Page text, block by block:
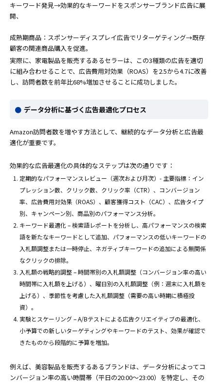
キーワード発見→効果的なキーワードをスポンサーブランド広告に展
開、
成熟期商品：スポンサーディスプレイ広告でリターゲティング→既存
顧客の関連商品購入を促進。
実際に、家電製品を販売するあるセラーは、この3種類の広告を適切
に組み合わせることで、広告費用対効果（ROAS）を2.5から4.7に改善
し、訪問者数を前年比68%増加させることに成功しました。
データ分析に基づく広告最適化プロセス
Amazon訪問者数を増やす方法として、継続的なデータ分析と広告最
適化が重要です。
効果的な広告最適化の具体的なステップは次の通りです：
定期的なパフォーマンスレビュー（週次および月次）- 主要指標：イン
プレッション数、クリック数、クリック率（CTR）、コンバージョン
率、広告費用対効果（ROAS）、顧客獲得コスト（CAC）、広告タイプ
別、キャンペーン別、商品別のパフォーマンス分析。
キーワード最適化 – 検索語レポートを分析し、高パフォーマンスの検索
語を新たなキーワードとして追加、パフォーマンスの低いキーワードの
入札額調整または一時停止、ネガティブキーワードの追加による無関係
なクリックの排除。
入札額の戦略的調整 – 時間帯別の入札額調整（コンバージョン率の高い
時間帯に入札額を上げる）、曜日別の入札額調整（例：週末に入札額を
上げる）、季節性を考慮した入札額調整（需要の高い時期に積極投
資）。
実験とスケーリング – A/Bテストによる広告クリエイティブの最適化、
小予算での新しいターゲティングやキーワードのテスト、効果が確認で
きたものから段階的に予算を増加。
例えば、美容製品を販売するあるブランドは、データ分析によってコ
ンバージョン率の高い時間帯（平日の20:00〜23:00）を特定し、その